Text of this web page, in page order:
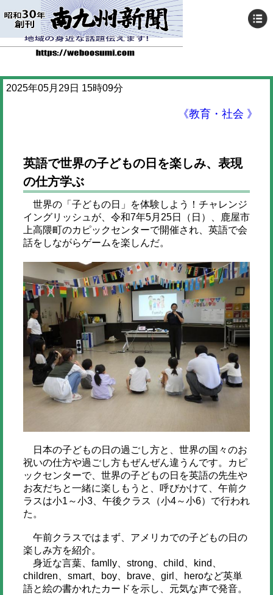
2025年05月29日 15時09分
《教育・社会 》
英語で世界の子どもの日を楽しみ、表現
の仕方学ぶ
世界の「子どもの日」を体験しよう！チャレンジ
イングリッシュが、令和7年5月25日（日）、鹿屋市
上高隈町のカピックセンターで開催され、英語で会
話をしながらゲームを楽しんだ。
日本の子どもの日の過ごし方と、世界の国々のお
祝いの仕方や過ごし方もぜんぜん違うんです。カピ
ックセンターで、世界の子どもの日を英語の先生や
お友だちと一緒に楽しもうと、呼びかけて、午前ク
ラスは小1～小3、午後クラス（小4～小6）で行われ
た。
午前クラスではまず、アメリカでの子どもの日の
楽しみ方を紹介。
身近な言葉、famlly、strong、child、kind、
children、smart、boy、brave、girl、heroなど英単
語と絵の書かれたカードを示し、元気な声で発音。